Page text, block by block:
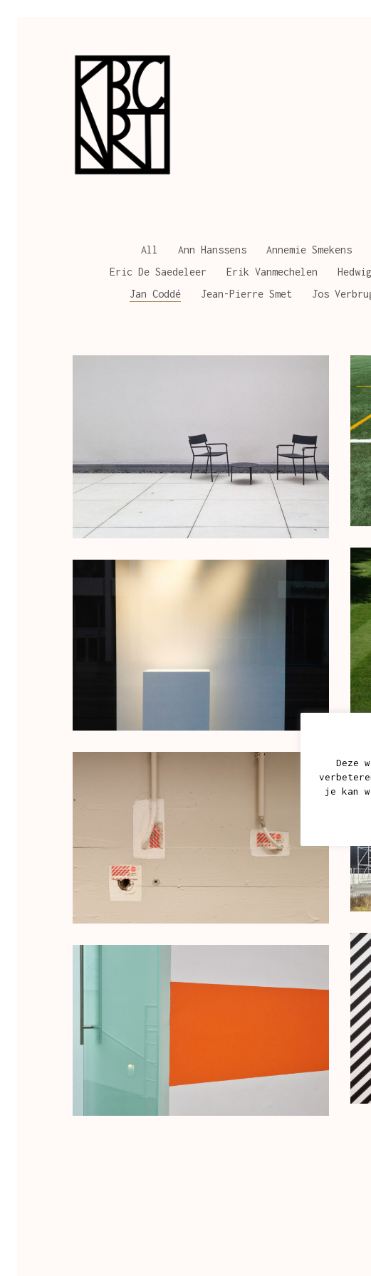
All Ann Hanssens Annemie Smekens
Eric De Saedeleer
Erik Vanmechelen
Jan Coddé
Jean-Pierre Smet Jos
Deze
je kan